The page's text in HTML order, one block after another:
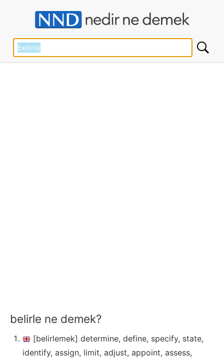
belirle ne demek?
[belirlemek] determine, define, specify, state,
identify, assign, limit, adjust, appoint, assess,